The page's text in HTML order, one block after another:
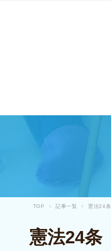
TOP 記事一覧 憲法24条
憲法24条